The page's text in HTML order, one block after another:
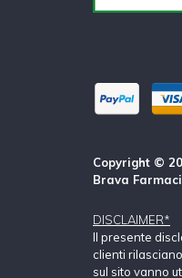
Copyright ©
Brava
DISCLAIMER*
Il presente
clienti
sul sito vanno